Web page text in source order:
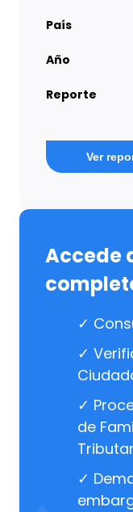
País
Año
Reporte
Ver
Accede
✓
✓
✓
de
✓